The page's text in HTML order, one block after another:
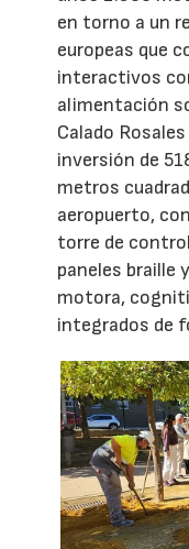
en torno a un
europeas que
interactivos
alimentación
Calado
inversión de
metros
aeropuerto,
torre de
paneles braille
motora,
integrados de